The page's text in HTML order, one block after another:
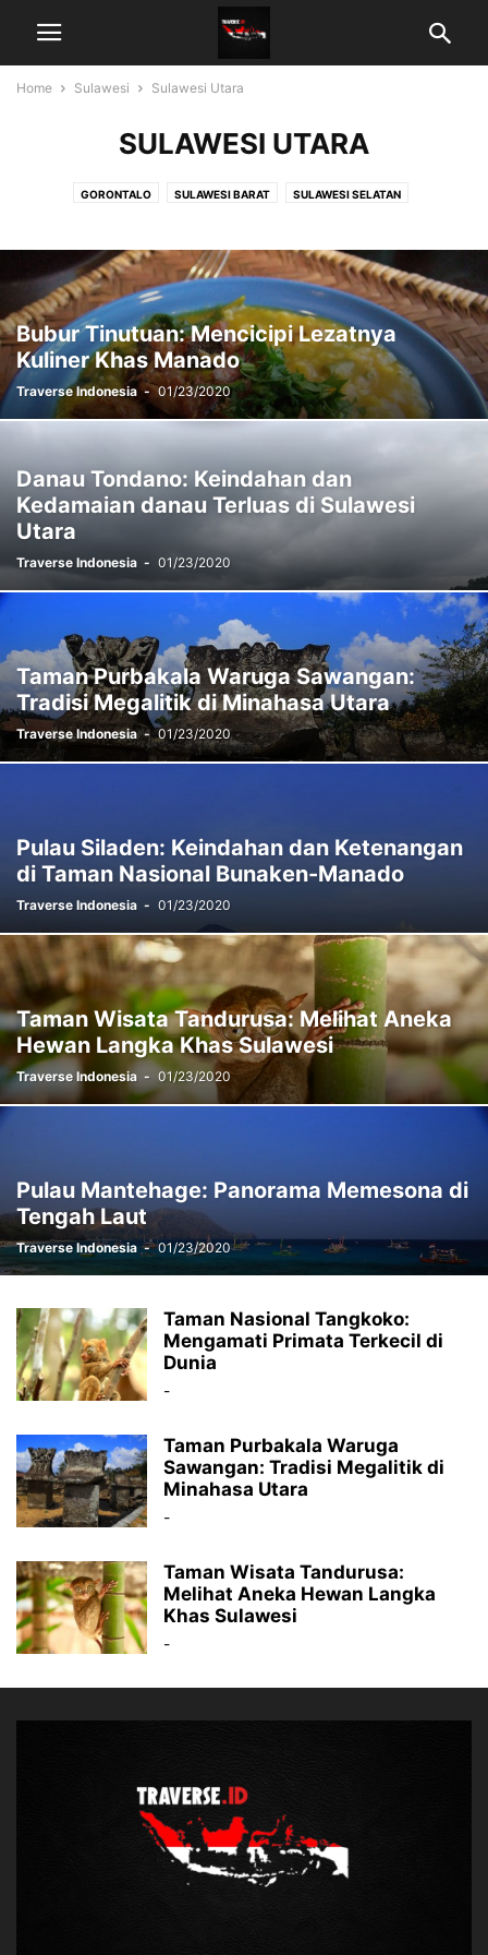
Home Sulawesi Sulawesi Utara
SULAWESI UTARA
GORONTALO SULAWESI BARAT SULAWESI SELATAN
Bubur Tinutuan: Mencicipi Lezatnya
Kuliner Khas Manado
Traverse Indonesia - 01/23/2020
Danau Tondano: Keindahan dan
Kedamaian danau Terluas di Sulawesi
Utara
Traverse Indonesia - 01/23/2020
Taman Purbakala Waruga Sawangan:
Tradisi Megalitik di Minahasa Utara
Traverse Indonesia - 01/23/2020
Pulau Siladen: Keindahan dan Ketenangan
di Taman Nasional Bunaken-Manado
Traverse Indonesia - 01/23/2020
Taman Wisata Tandurusa: Melihat Aneka
Hewan Langka Khas Sulawesi
Traverse Indonesia - 01/23/2020
Pulau Mantehage: Panorama Memesona di
Tengah Laut
Traverse Indonesia - 01/23/2020
Taman Nasional Tangkoko:
Mengamati Primata Terkecil di
Dunia
-
Taman Purbakala Waruga
Sawangan: Tradisi Megalitik di
Minahasa Utara
-
Taman Wisata Tandurusa:
Melihat Aneka Hewan Langka
Khas Sulawesi
-